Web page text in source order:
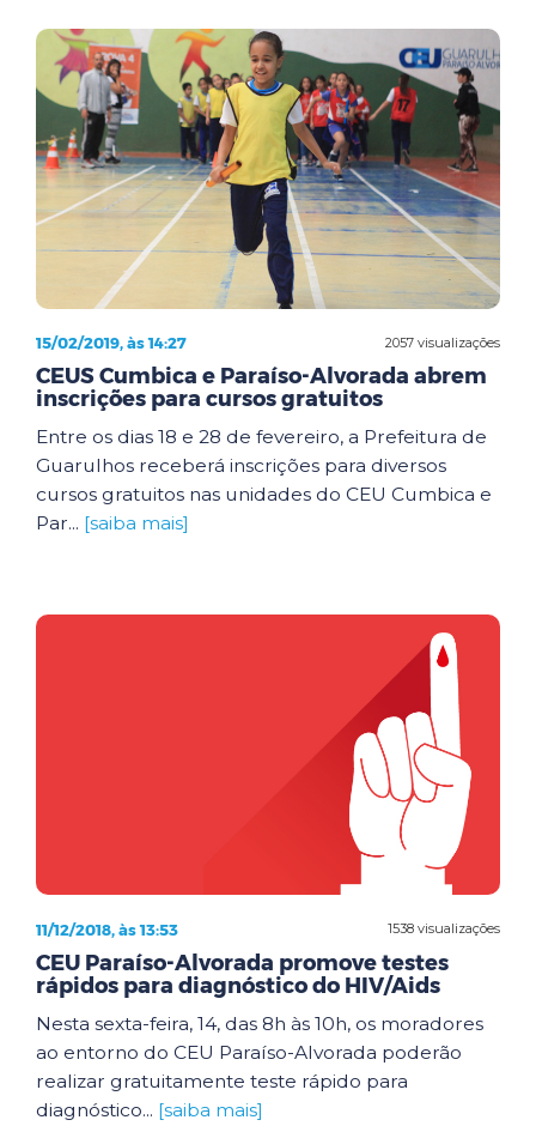
2057 visualizações
15/02/2019, às 14:27
CEUS Cumbica e Paraíso-Alvorada abrem
inscrições para cursos gratuitos
Entre os dias 18 e 28 de fevereiro, a Prefeitura de
Guarulhos receberá inscrições para diversos
cursos gratuitos nas unidades do CEU Cumbica e
Par... [saiba mais]
1538 visualizações
11/12/2018, às 13:53
CEU Paraíso-Alvorada promove testes
rápidos para diagnóstico do HIV/Aids
Nesta sexta-feira, 14, das 8h às 10h, os moradores
ao entorno do CEU Paraíso-Alvorada poderão
realizar gratuitamente teste rápido para
diagnóstico... [saiba mais]